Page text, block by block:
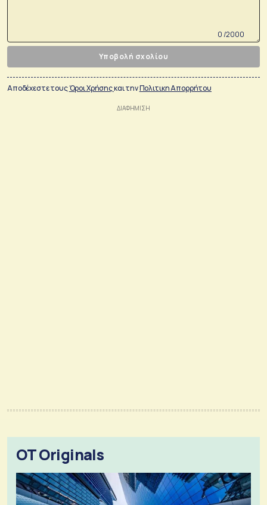
0 /2000
Υποβολή σχολίου
Αποδέχεστε τουςΌροι Χρήσηςκαι τηνΠολιτικη Απορρήτου
OT Originals